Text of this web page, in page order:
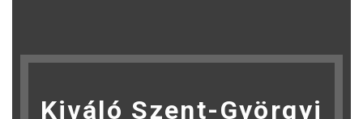
Kiváló Szent-Györgyi